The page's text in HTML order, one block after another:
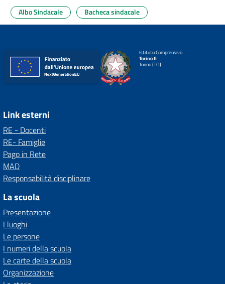
Albo Sindacale Bacheca sindacale
Istituto Comprensivo
Torino II
Torino (TO)
Link esterni
RE - Docenti
RE- Famiglie
Pago in Rete
MAD
Responsabilità disciplinare
La scuola
Presentazione
I luoghi
Le persone
I numeri della scuola
Le carte della scuola
Organizzazione